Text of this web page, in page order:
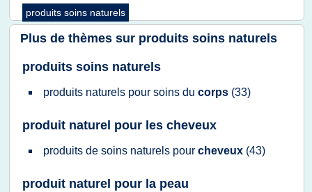
produits soins naturels
Plus de thèmes sur produits soins naturels
produits soins naturels
produits naturels pour soins du corps (33)
produit naturel pour les cheveux
produits de soins naturels pour cheveux (43)
produit naturel pour la peau